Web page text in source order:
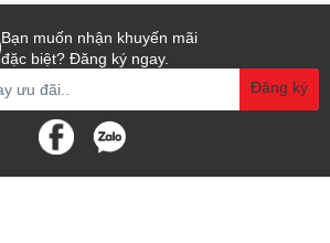
Bạn muốn nhận khuyến mãi
đặc biệt? Đăng ký ngay.
Đăng ký